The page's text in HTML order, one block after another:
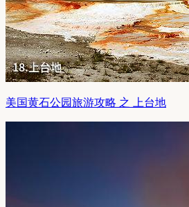
美国黄石公园旅游攻略 之 上台地